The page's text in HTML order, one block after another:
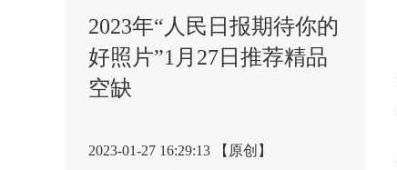
2023年“人民日报期待你的
好照片”1月27日推荐精品
空缺
2023-01-27 16:29:13 【原创】